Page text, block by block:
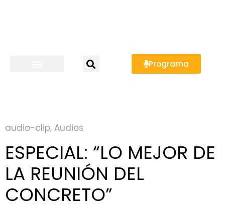
Programa
audio-clip, Audios
ESPECIAL: “LO MEJOR DE
LA REUNIÓN DEL
CONCRETO”